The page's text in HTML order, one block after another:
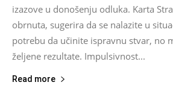
izazove u donošenju odluka. Karta
obrnuta, sugerira da se nalazite u
potrebu da učinite ispravnu stvar, no
željene rezultate. Impulsivnost...
Read more